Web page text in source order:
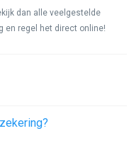
dan alle veelgestelde
en regel het direct online!